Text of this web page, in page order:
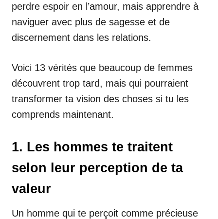
perdre espoir en l’amour, mais apprendre à
naviguer avec plus de sagesse et de
discernement dans les relations.
Voici 13 vérités que beaucoup de femmes
découvrent trop tard, mais qui pourraient
transformer ta vision des choses si tu les
comprends maintenant.
1. Les hommes te traitent
selon leur perception de ta
valeur
Un homme qui te perçoit comme précieuse